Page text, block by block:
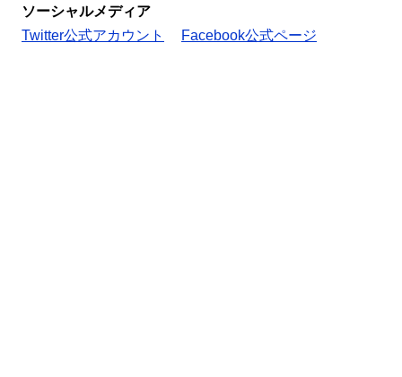
ソーシャルメディア
Twitter公式アカウント
Facebook公式ページ